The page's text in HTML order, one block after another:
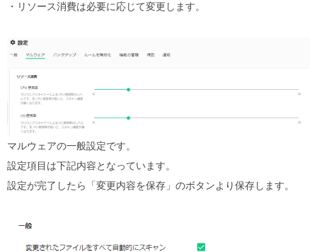
・リソース消費は必要に応じて変更します。
マルウェアの一般設定です。
設定項目は下記内容となっています。
設定が完了したら「変更内容を保存」のボタンより保存します。